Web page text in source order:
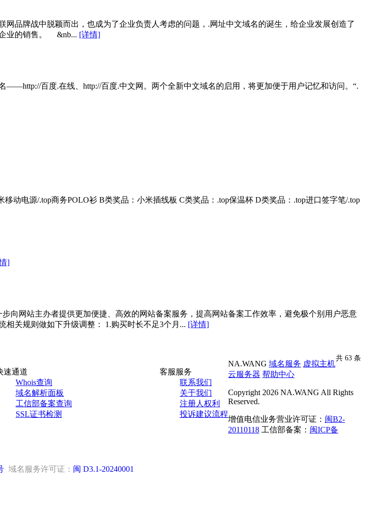
品牌战中脱颖而出，也成为了企业负责人考虑的问题，.网址中文域名的诞生，给企业发展创造了
企业的销售。 &nb... [详情]
百度.在线、http://百度.中文网。两个全新中文域名的启用，将更加便于用户记忆和访问。“.
动电源/.top商务POLO衫 B类奖品：小米插线板 C类奖品：.top保温杯 D类奖品：.top进口签字笔/.top
]
向网站主办者提供更加便捷、高效的网站备案服务，提高网站备案工作效率，避免极个别用户恶意
关规则做如下升级调整： 1.购买时长不足3个月... [详情]
共 63 条
速通道
Whois查询
域名解析面板
工信部备案查询
SSL证书检测
客服服务
联系我们
关于我们
注册人权利
投诉建议流程
NA.WANG 域名服务 虚拟主机
云服务器 帮助中心
Copyright 2026 NA.WANG All Rights
Reserved.
增值电信业务营业许可证： 闽B2-
20110118 工信部备案： 闽ICP备
域名服务许可证： 闽 D3.1-20240001